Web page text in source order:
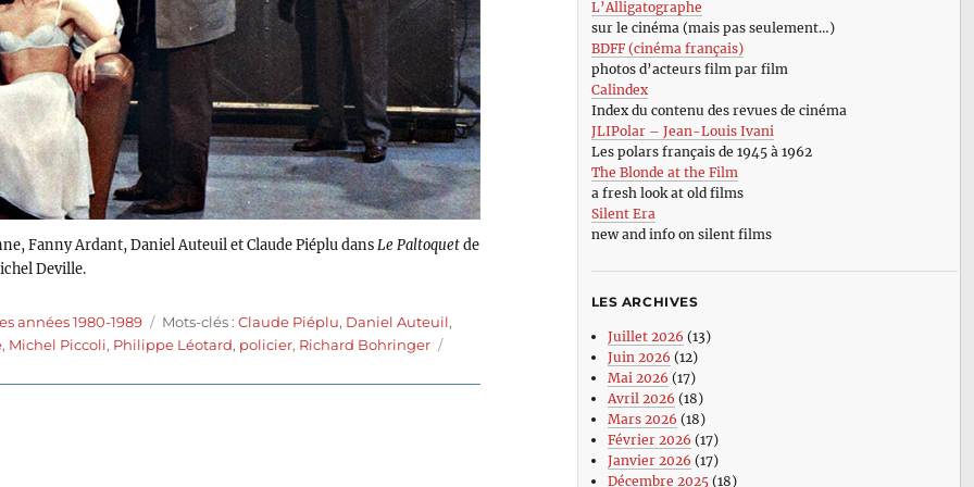
Fanny Ardant, Daniel Auteuil et Claude Piéplu dans Le Paltoquetde
Deville.
années 1980-1989 Étiquettes
Mots-clés :Claude Piéplu, Daniel Auteuil,
, Michel Piccoli, Philippe Léotard, policier, Richard Bohringer
L’Alligatographe
sur le cinéma (mais pas seulement…)
BDFF (cinéma français)
photos d’acteurs film par film
Calindex
Index du contenu des revues de cinéma
JLIPolar – Jean-Louis Ivani
Les polars français de 1945 à 1962
The Blonde at the Film
a fresh look at old films
Silent Era
new and info on silent films
LES ARCHIVES
Juillet 2026 (13)
Juin 2026 (12)
Mai 2026 (17)
Avril 2026 (18)
Mars 2026 (18)
Février 2026 (17)
Janvier 2026 (17)
Décembre 2025(18)